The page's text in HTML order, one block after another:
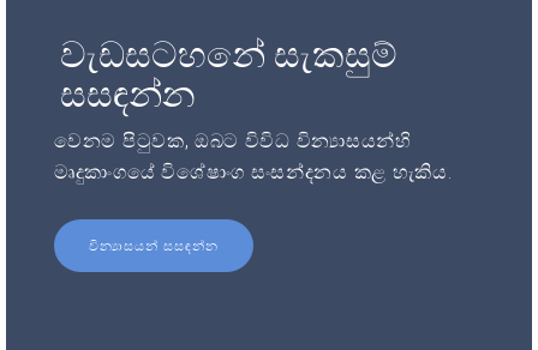
වැඩසටහනේ සැකසුම්
සසඳන්න
වෙනම පිටුවක, ඔබට විවිධ වින්‍යාසයන්හි
මෘදුකාංගයේ විශේෂාංග සංසන්දනය කළ හැකිය.
වින්‍යාසයන් සසඳන්න